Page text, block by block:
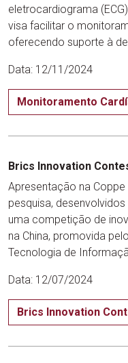
eletrocardiograma
visa facilitar o
oferecendo suporte à
Data: 12/11/2024
Monitoramento
Brics Innovation
Apresentação na
pesquisa,
uma competição de
na China, promovida
Tecnologia de
Data: 12/07/2024
Brics Innovation